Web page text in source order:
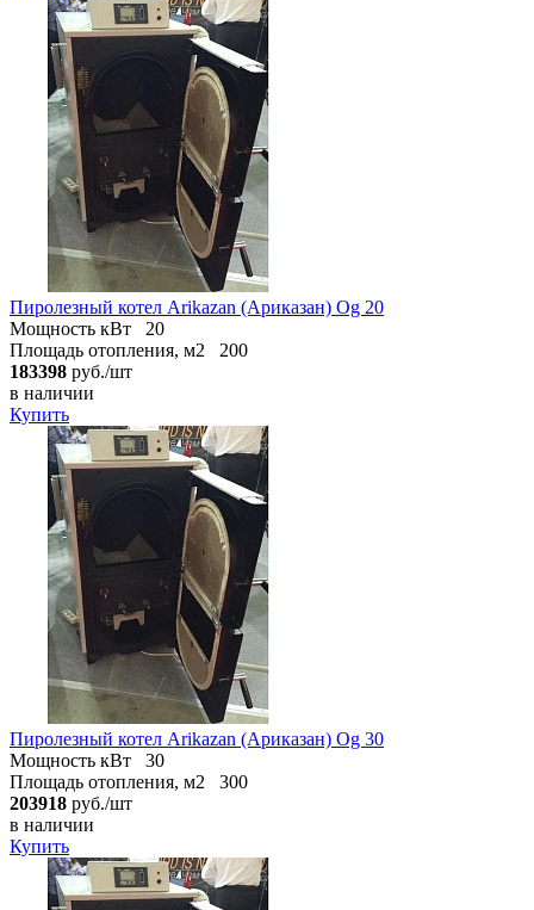
Пиролезный котел Arikazan (Ариказан) Og 20
Мощность кВт
20
Площадь отопления, м2
200
183398 руб./шт
в наличии
Купить
Пиролезный котел Arikazan (Ариказан) Og 30
Мощность кВт
30
Площадь отопления, м2
300
203918 руб./шт
в наличии
Купить